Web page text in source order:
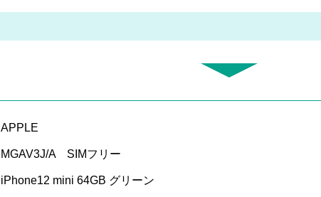
APPLE
MGAV3J/A SIMフリー
iPhone12 mini 64GB グリーン